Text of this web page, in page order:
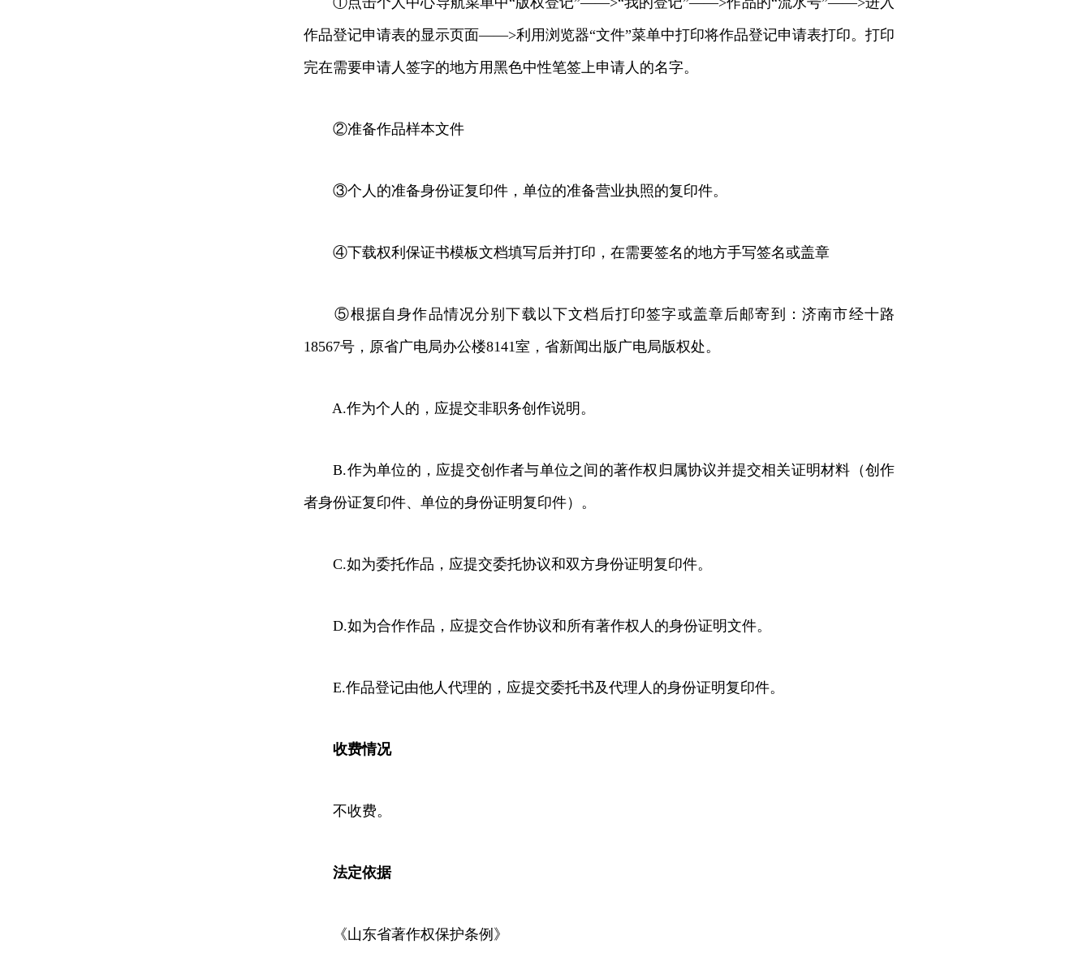
作品登记申请表的显示页面——>利用浏览器“文件”菜单中打印将作品登记申请表打印。打印
完在需要申请人签字的地方用黑色中性笔签上申请人的名字。
②准备作品样本文件
③个人的准备身份证复印件，单位的准备营业执照的复印件。
④下载权利保证书模板文档填写后并打印，在需要签名的地方手写签名或盖章
⑤根据自身作品情况分别下载以下文档后打印签字或盖章后邮寄到：济南市经十路
18567号，原省广电局办公楼8141室，省新闻出版广电局版权处。
A.作为个人的，应提交非职务创作说明。
B.作为单位的，应提交创作者与单位之间的著作权归属协议并提交相关证明材料（创作
者身份证复印件、单位的身份证明复印件）。
C.如为委托作品，应提交委托协议和双方身份证明复印件。
D.如为合作作品，应提交合作协议和所有著作权人的身份证明文件。
E.作品登记由他人代理的，应提交委托书及代理人的身份证明复印件。
收费情况
不收费。
法定依据
《山东省著作权保护条例》